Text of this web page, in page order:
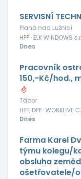
SERVISNÍ
Planá nad Lužnicí
HPP · ELK WINDOWS
Dnes
Pracovník
150,-Kč/hod.,
Tábor
HPP, DPP · WORKLIVE
Dnes
Farma Karel
týmu kolegu/
obsluha
ošetřovatele/